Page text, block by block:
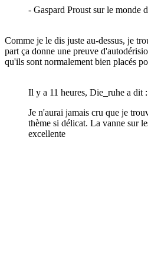
- Gaspard Proust sur le monde
Comme je le dis juste au-dessus, je
part ça donne une preuve
qu'ils sont normalement bien placés
Il y a 11 heures, Die_ruhe a dit :
Je n'aurai jamais cru que je
thème si délicat. La vanne sur
excellente